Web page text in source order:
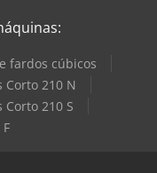
fardos cúbicos
Corto 210 N
Corto 210 S